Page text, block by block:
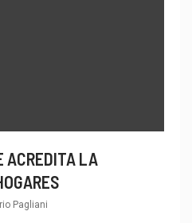
ACREDITA LA
Pagliani